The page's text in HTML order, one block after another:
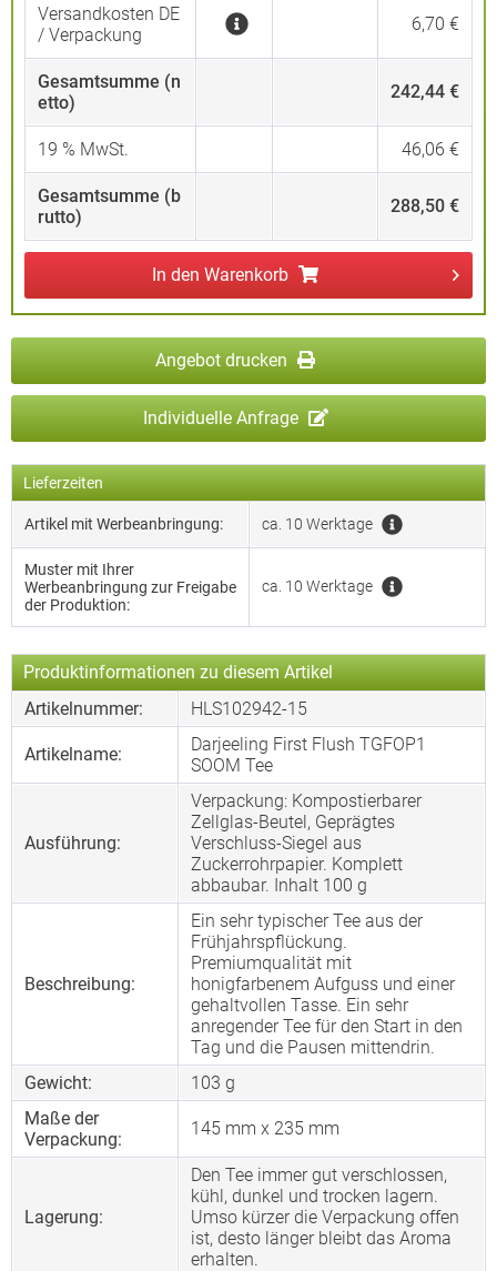
Versandkosten DE
/ Verpackung
6,70 €
Gesamtsumme (n
etto)
242,44 €
19 % MwSt. 46,06 €
Gesamtsumme (b
rutto)
288,50 €
In den Warenkorb
Angebot drucken
Individuelle Anfrage
Lieferzeiten
Artikel mit Werbeanbringung: ca. 10 Werktage
Muster mit Ihrer
Werbeanbringung zur Freigabe
der Produktion:
ca. 10 Werktage
Produktinformationen zu diesem Artikel
Artikelnummer:
HLS102942-15
Artikelname:
Darjeeling First Flush TGFOP1
SOOM Tee
Ausführung:
Verpackung: Kompostierbarer
Zellglas-Beutel, Geprägtes
Verschluss-Siegel aus
Zuckerrohrpapier. Komplett
abbaubar. Inhalt 100 g
Beschreibung:
Ein sehr typischer Tee aus der
Frühjahrspflückung.
Premiumqualität mit
honigfarbenem Aufguss und einer
gehaltvollen Tasse. Ein sehr
anregender Tee für den Start in den
Tag und die Pausen mittendrin.
Gewicht:
103 g
Maße der
Verpackung:
145 mm x 235 mm
Lagerung:
Den Tee immer gut verschlossen,
kühl, dunkel und trocken lagern.
Umso kürzer die Verpackung offen
ist, desto länger bleibt das Aroma
erhalten.